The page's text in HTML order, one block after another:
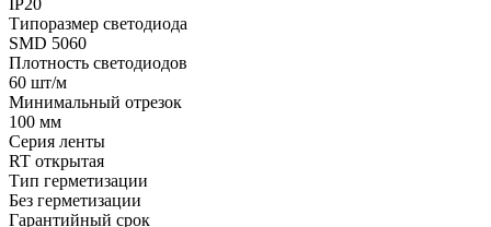
Типоразмер светодиода
SMD 5060
Плотность светодиодов
60 шт/м
Минимальный отрезок
100 мм
Серия ленты
RT открытая
Тип герметизации
Без герметизации
Гарантийный срок